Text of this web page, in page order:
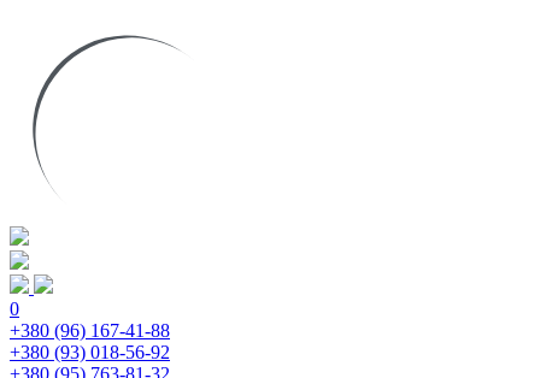
0
+380 (96) 167-41-88
+380 (93) 018-56-92
+380 (95) 763-81-32